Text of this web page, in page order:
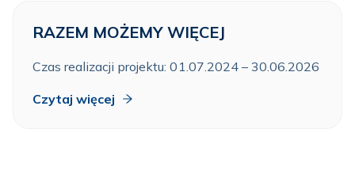
RAZEM MOŻEMY WIĘCEJ
Czas realizacji projektu: 01.07.2024 – 30.06.2026
Czytaj więcej